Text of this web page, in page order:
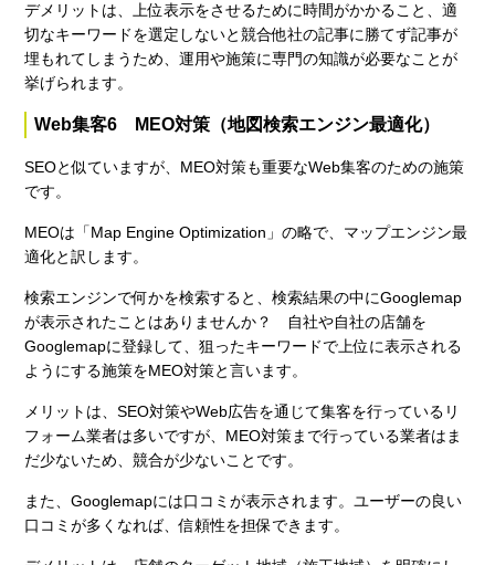
デメリットは、上位表示をさせるために時間がかかること、適
切なキーワードを選定しないと競合他社の記事に勝てず記事が
埋もれてしまうため、運用や施策に専門の知識が必要なことが
挙げられます。
Web集客6 MEO対策（地図検索エンジン最適化）
SEOと似ていますが、MEO対策も重要なWeb集客のための施策
です。
MEOは「Map Engine Optimization」の略で、マップエンジン最
適化と訳します。
検索エンジンで何かを検索すると、検索結果の中にGooglemap
が表示されたことはありませんか？ 自社や自社の店舗を
Googlemapに登録して、狙ったキーワードで上位に表示される
ようにする施策をMEO対策と言います。
メリットは、SEO対策やWeb広告を通じて集客を行っているリ
フォーム業者は多いですが、MEO対策まで行っている業者はま
だ少ないため、競合が少ないことです。
また、Googlemapには口コミが表示されます。ユーザーの良い
口コミが多くなれば、信頼性を担保できます。